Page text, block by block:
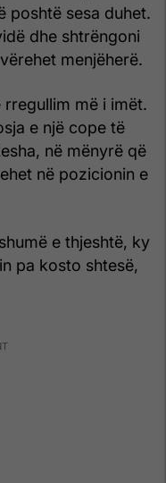
poshtë sesa duhet.
dhe shtrëngoni
menjëherë.
më i imët.
e një cope të
në mënyrë që
në pozicionin e
e thjeshtë, ky
pa kosto shtesë,